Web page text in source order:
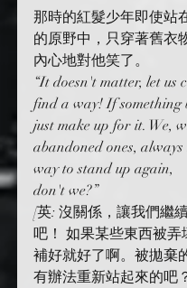
那時的紅髮少年即使站
的原野中，只穿著舊衣
內心地對他笑了。
“It doesn't matter, let us
find a way! If something
just make up for it. We,
abandoned ones, always
way to stand up again,
don't we?”
[英: 沒關係，讓我們繼
吧！ 如果某些東西被弄
補好就好了啊。被拋棄
有辦法重新站起來的吧